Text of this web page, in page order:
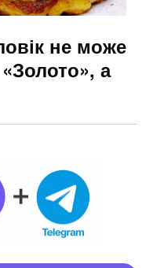
не може
а